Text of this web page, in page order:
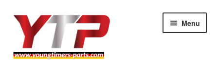
Aller
navigation
Aller
contenu
Menu